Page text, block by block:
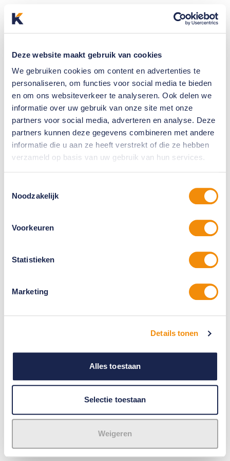
Deze website maakt gebruik van cookies
We gebruiken cookies om content en advertenties te
personaliseren, om functies voor social media te bieden
en om ons websiteverkeer te analyseren. Ook delen we
informatie over uw gebruik van onze site met onze
partners voor social media, adverteren en analyse. Deze
partners kunnen deze gegevens combineren met andere
informatie die u aan ze heeft verstrekt of die ze hebben
verzameld op basis van uw gebruik van hun services.
Noodzakelijk
Voorkeuren
Statistieken
Marketing
Details tonen
Alles toestaan
Selectie toestaan
Weigeren